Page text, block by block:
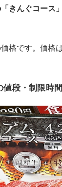
きんぐコース
格です。価格
段・制限時間